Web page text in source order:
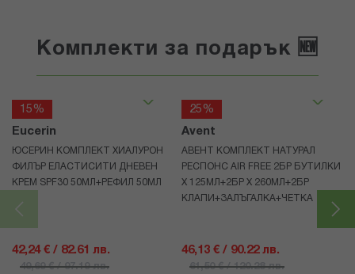
Комплекти за подарък 🆕
15%
Eucerin
ЮСЕРИН КОМПЛЕКТ ХИАЛУРОН
ФИЛЪР ЕЛАСТИСИТИ ДНЕВЕН
КРЕМ SPF30 50МЛ+РЕФИЛ 50МЛ
42,24 € / 82.61 лв.
49,69 € / 97.19 лв.
25%
Avent
АВЕНТ КОМПЛЕКТ НАТУРАЛ
РЕСПОНС AIR FREE 2БР БУТИЛКИ
Х 125МЛ+2БР Х 260МЛ+2БР
КЛАПИ+ЗАЛЪГАЛКА+ЧЕТКА
46,13 € / 90.22 лв.
61,50 € / 120.28 лв.